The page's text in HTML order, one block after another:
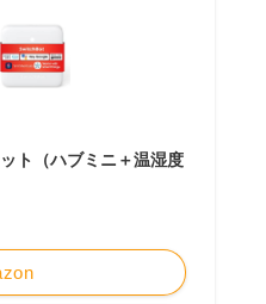
ト（ハブミニ＋温湿度